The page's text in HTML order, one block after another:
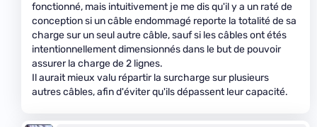
fonctionné, mais intuitivement je me dis qu'il y a un raté de
conception si un câble endommagé reporte la totalité de sa
charge sur un seul autre câble, sauf si les câbles ont étés
intentionnellement dimensionnés dans le but de pouvoir
assurer la charge de 2 lignes.
Il aurait mieux valu répartir la surcharge sur plusieurs
autres câbles, afin d'éviter qu'ils dépassent leur capacité.